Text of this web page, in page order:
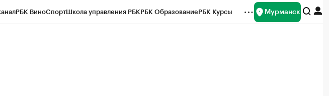
РБК ВиноСпортШкола управления РБКРБК ОбразованиеРБК Курсы Мурманск